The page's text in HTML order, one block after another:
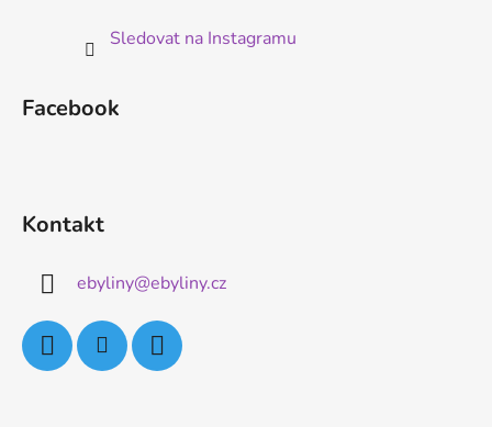
Sledovat na Instagramu
Facebook
Kontakt
ebyliny@ebyliny.cz